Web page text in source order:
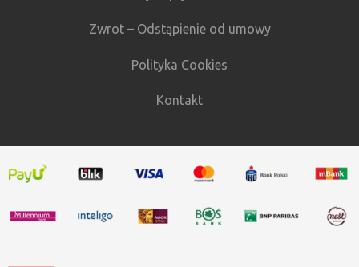
Zwrot – Odstąpienie od umowy
Polityka Cookies
Kontakt